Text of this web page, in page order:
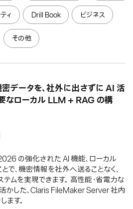
ィ Drill Book ビジネス
その他
データを、社外に出さずに AI 活
ローカル LLM + RAG の構
の強化された AI 機能、ローカル
で、機密情報を社外へ送ることなく、
ムを実現できます。 高性能・省電力な
かした、Claris FileMaker Server 社内
ます。